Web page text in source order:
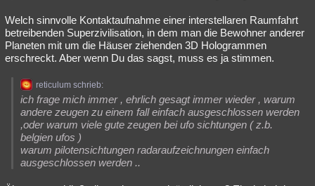
Welch sinnvolle Kontaktaufnahme einer interstellaren Raumfahrt
betreibenden Superzivilisation, in dem man die Bewohner anderer
Planeten mit um die Häuser ziehenden 3D Hologrammen
erschreckt. Aber wenn Du das sagst, muss es ja stimmen.
reticulum schrieb:
ich frage mich immer , ehrlich gesagt immer wieder , warum
andere zeugen zu einem fall einfach ausgeschlossen werden
,oder warum viele gute zeugen bei ufo sichtungen ( z.b.
belgien ufos )
warum pilotensichtungen radaraufzeichnungen einfach
ausgeschlossen werden ..